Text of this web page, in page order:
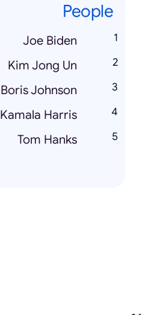
People
Joe Biden
Kim Jong Un
Boris Johnson
Kamala Harris
Tom Hanks